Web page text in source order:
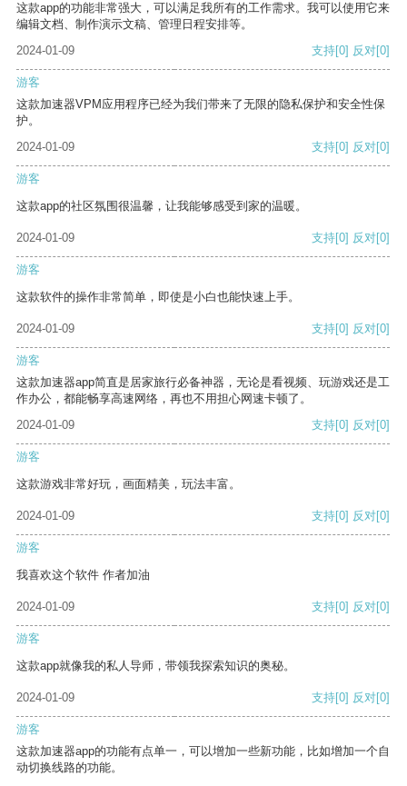
这款app的功能非常强大，可以满足我所有的工作需求。我可以使用它来
编辑文档、制作演示文稿、管理日程安排等。
2024-01-09
支持[0] 反对[0]
游客
这款加速器VPM应用程序已经为我们带来了无限的隐私保护和安全性保
护。
2024-01-09
支持[0] 反对[0]
游客
这款app的社区氛围很温馨，让我能够感受到家的温暖。
2024-01-09 支持[0] 反对[0]
游客
这款软件的操作非常简单，即使是小白也能快速上手。
2024-01-09 支持[0] 反对[0]
游客
这款加速器app简直是居家旅行必备神器，无论是看视频、玩游戏还是工
作办公，都能畅享高速网络，再也不用担心网速卡顿了。
2024-01-09
支持[0] 反对[0]
游客
这款游戏非常好玩，画面精美，玩法丰富。
2024-01-09 支持[0] 反对[0]
游客
我喜欢这个软件 作者加油
2024-01-09 支持[0] 反对[0]
游客
这款app就像我的私人导师，带领我探索知识的奥秘。
2024-01-09 支持[0] 反对[0]
游客
这款加速器app的功能有点单一，可以增加一些新功能，比如增加一个自
动切换线路的功能。